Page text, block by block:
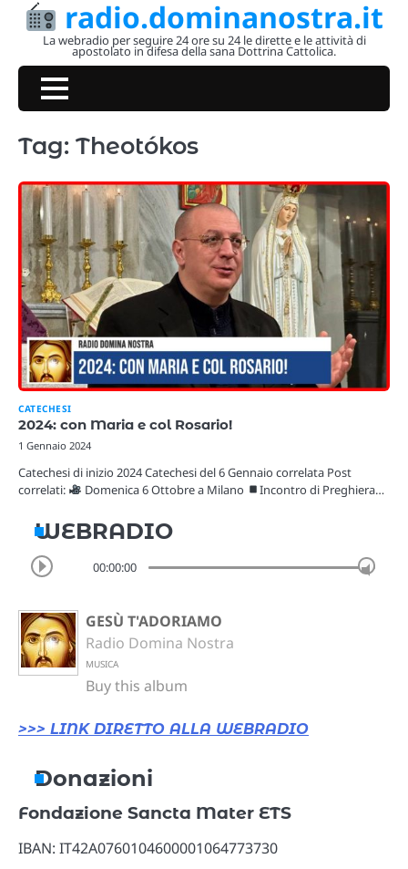
Skip
radio.dominanostra.it
La webradio per seguire 24 ore su 24 le dirette e le attività di
apostolato in difesa della sana Dottrina Cattolica.
Tag: Theotókos
CATECHESI
2024: con Maria e col Rosario!
1 Gennaio 2024
Catechesi di inizio 2024 Catechesi del 6 Gennaio correlata Post
correlati:
Domenica 6 Ottobre a Milano Incontro di Preghiera…
WEBRADIO
00:00:00
GESÙ T'ADORIAMO
Radio Domina Nostra
MUSICA
Buy this album
>>> LINK DIRETTO ALLA WEBRADIO
Donazioni
Fondazione Sancta Mater ETS
IBAN: IT42A0760104600001064773730